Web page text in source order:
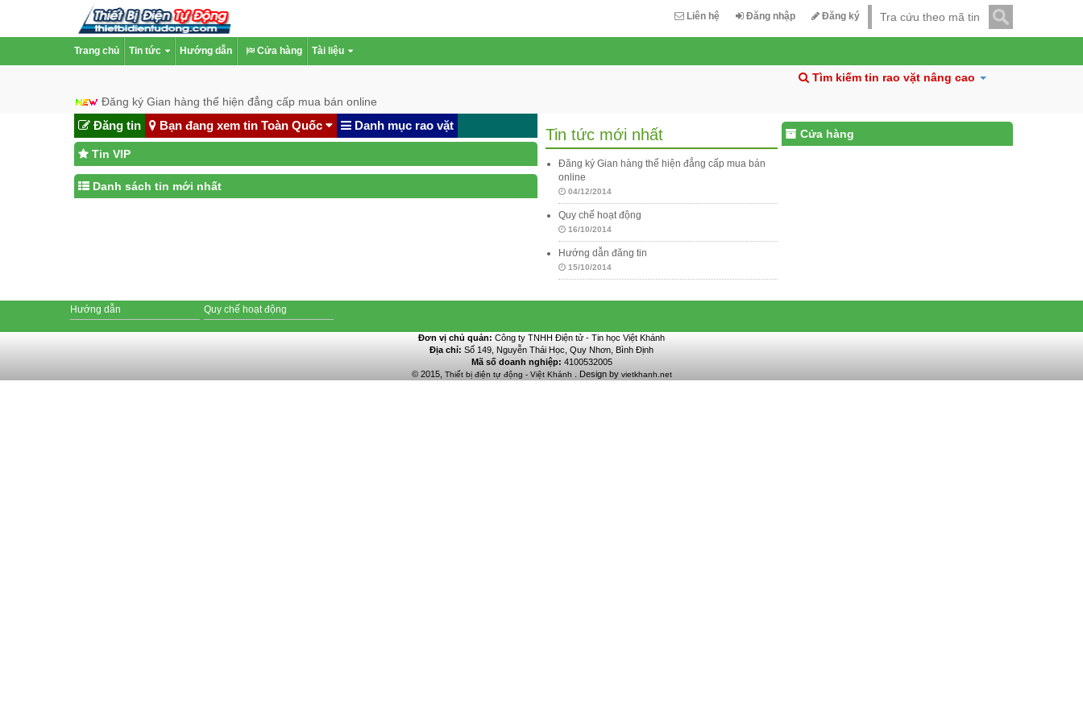
Liên hệ Đăng nhập Đăng ký
Trang chủ Tin tức Hướng dẫn Cửa hàng Tài liệu
Tìm kiếm tin rao vặt nâng cao
Đăng ký Gian hàng thể hiện đẳng cấp mua bán online
Đăng tin Bạn đang xem tin Toàn Quốc Danh mục rao vặt
Tin VIP
Danh sách tin mới nhất
Tin tức mới nhất
Đăng ký Gian hàng thể hiện đẳng cấp mua bán
online
04/12/2014
Quy chế hoạt động
16/10/2014
Hướng dẫn đăng tin
15/10/2014
Cửa hàng
Hướng dẫn Quy chế hoạt động
Đơn vị chủ quản: Công ty TNHH Điện tử - Tin học Việt Khánh
Địa chỉ: Số 149, Nguyễn Thái Học, Quy Nhơn, Bình Định
Mã số doanh nghiệp: 4100532005
© 2015, Thiết bị điện tự động - Việt Khánh . Design by vietkhanh.net